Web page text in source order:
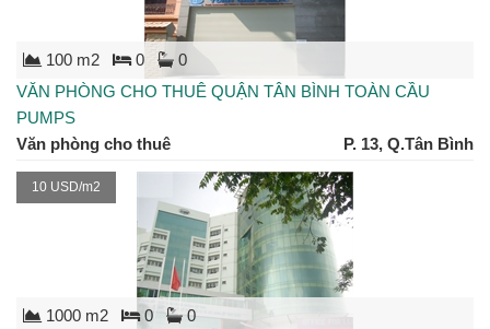
100 m2 0 0
VĂN PHÒNG CHO THUÊ QUẬN TÂN BÌNH TOÀN CẦU
PUMPS
Văn phòng cho thuê
P. 13, Q.Tân Bình
1000 m2 0 0
10 USD/m2